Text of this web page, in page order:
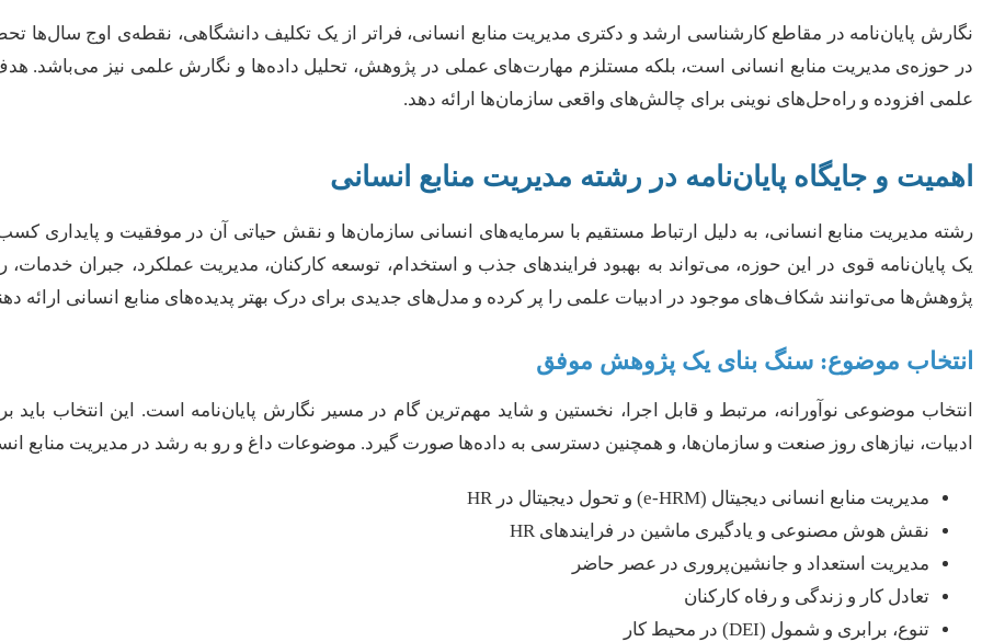
نگارش پایان‌نامه در مقاطع کارشناسی ارشد و دکتری مدیریت منابع انسانی، فراتر از یک تکلیف دانشگاهی، نقطه‌ی اوج
در حوزه‌ی مدیریت منابع انسانی است، بلکه مستلزم مهارت‌های عملی در پژوهش، تحلیل داده‌ها و نگارش علمی نیز می‌باشد.
علمی افزوده و راه‌حل‌های نوینی برای چالش‌های واقعی سازمان‌ها ارائه دهد.
اهمیت و جایگاه پایان‌نامه در رشته مدیریت منابع انسانی
رشته مدیریت منابع انسانی، به دلیل ارتباط مستقیم با سرمایه‌های انسانی سازمان‌ها و نقش حیاتی آن در موفقیت و پایداری
یک پایان‌نامه قوی در این حوزه، می‌تواند به بهبود فرایندهای جذب و استخدام، توسعه کارکنان، مدیریت عملکرد، جبران
پژوهش‌ها می‌توانند شکاف‌های موجود در ادبیات علمی را پر کرده و مدل‌های جدیدی برای درک بهتر پدیده‌های منابع انسانی ارائه
انتخاب موضوع: سنگ بنای یک پژوهش موفق
انتخاب موضوعی نوآورانه، مرتبط و قابل اجرا، نخستین و شاید مهم‌ترین گام در مسیر نگارش پایان‌نامه است. این انتخاب
ادبیات، نیازهای روز صنعت و سازمان‌ها، و همچنین دسترسی به داده‌ها صورت گیرد. موضوعات داغ و رو به رشد در مدیریت منابع
مدیریت منابع انسانی دیجیتال (e-HRM) و تحول دیجیتال در HR
نقش هوش مصنوعی و یادگیری ماشین در فرایندهای HR
مدیریت استعداد و جانشین‌پروری در عصر حاضر
تعادل کار و زندگی و رفاه کارکنان
تنوع، برابری و شمول (DEI) در محیط کار